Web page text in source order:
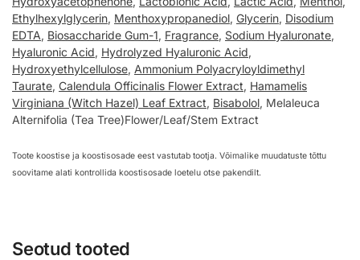
Ethylhexylglycerin, Menthoxypropanediol, Glycerin, Disodium
EDTA, Biosaccharide Gum-1, Fragrance, Sodium Hyaluronate,
Hyaluronic Acid, Hydrolyzed Hyaluronic Acid,
Hydroxyethylcellulose, Ammonium Polyacryloyldimethyl
Taurate, Calendula Officinalis Flower Extract, Hamamelis
Virginiana (Witch Hazel) Leaf Extract, Bisabolol, Melaleuca
Alternifolia (Tea Tree)Flower/Leaf/Stem Extract
Toote koostise ja koostisosade eest vastutab tootja. Võimalike muudatuste tõttu
soovitame alati kontrollida koostisosade loetelu otse pakendilt.
Seotud tooted